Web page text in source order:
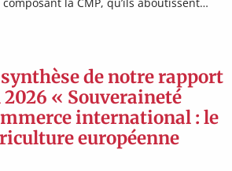
de notre rapport
« Souveraineté
international : le
européenne